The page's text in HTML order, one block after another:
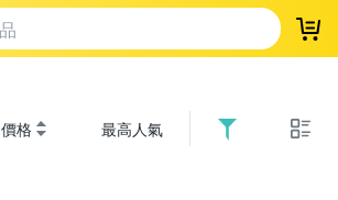
登
價格 最高人氣